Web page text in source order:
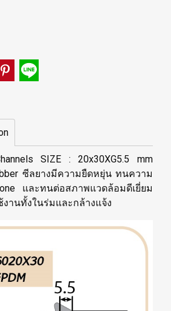
SIZE : 20x30XG5.5 mm
ซีลยางมีความยืดหยุ่น ทนความ
และทนต่อสภาพแวดล้อมดีเยี่ยม
านทั้งในร่มและกล้างแจ้ง